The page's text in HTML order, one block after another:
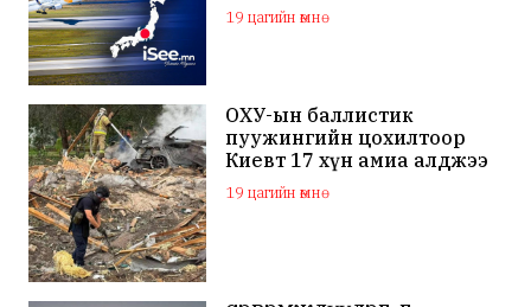
19 цагийн өмнө
ОХУ-ын баллистик
пуужингийн цохилтоор
Киевт 17 хүн амиа алджээ
19 цагийн өмнө